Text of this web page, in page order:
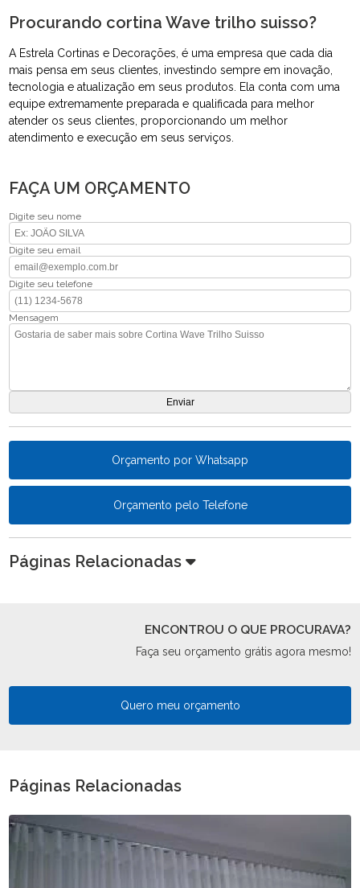
Procurando cortina Wave trilho suisso?
A Estrela Cortinas e Decorações, é uma empresa que cada dia
mais pensa em seus clientes, investindo sempre em inovação,
tecnologia e atualização em seus produtos. Ela conta com uma
equipe extremamente preparada e qualificada para melhor
atender os seus clientes, proporcionando um melhor
atendimento e execução em seus serviços.
FAÇA UM ORÇAMENTO
Digite seu nome
Digite seu email
Digite seu telefone
Mensagem
Orçamento por Whatsapp
Orçamento pelo Telefone
Páginas Relacionadas
ENCONTROU O QUE PROCURAVA?
Faça seu orçamento grátis agora mesmo!
Quero meu orçamento
Páginas Relacionadas